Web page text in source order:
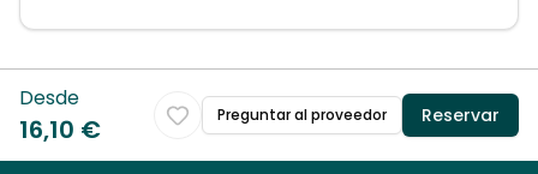
Desde
16,10 € Preguntar al proveedor Reservar